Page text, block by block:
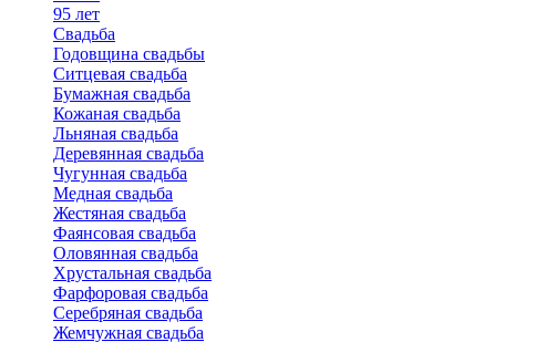
95 лет
Свадьба
Годовщина свадьбы
Ситцевая свадьба
Бумажная свадьба
Кожаная свадьба
Льняная свадьба
Деревянная свадьба
Чугунная свадьба
Медная свадьба
Жестяная свадьба
Фаянсовая свадьба
Оловянная свадьба
Хрустальная свадьба
Фарфоровая свадьба
Серебряная свадьба
Жемчужная свадьба